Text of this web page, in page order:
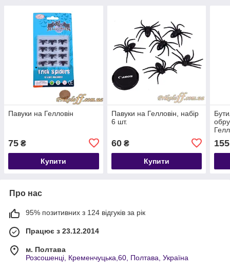
Павуки на Гелловін
75 ₴
Купити
Павуки на Гелловін, набір
6 шт.
60₴
Купити
155
Про нас
95% позитивних з 124 відгуків за рік
Працює з 23.12.2014
м. Полтава
Розсошенці, Кременчуцька,60, Полтава, Україна